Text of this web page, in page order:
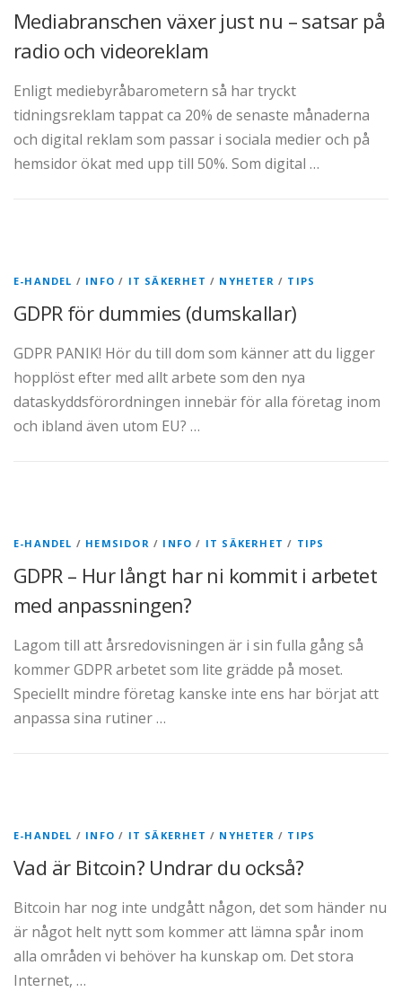
Mediabranschen växer just nu – satsar på
radio och videoreklam
Enligt mediebyråbarometern så har tryckt
tidningsreklam tappat ca 20% de senaste månaderna
och digital reklam som passar i sociala medier och på
hemsidor ökat med upp till 50%. Som digital …
E-HANDEL / INFO / IT SÄKERHET / NYHETER / TIPS
GDPR för dummies (dumskallar)
GDPR PANIK! Hör du till dom som känner att du ligger
hopplöst efter med allt arbete som den nya
dataskyddsförordningen innebär för alla företag inom
och ibland även utom EU? …
E-HANDEL / HEMSIDOR / INFO / IT SÄKERHET / TIPS
GDPR – Hur långt har ni kommit i arbetet
med anpassningen?
Lagom till att årsredovisningen är i sin fulla gång så
kommer GDPR arbetet som lite grädde på moset.
Speciellt mindre företag kanske inte ens har börjat att
anpassa sina rutiner …
E-HANDEL / INFO / IT SÄKERHET / NYHETER / TIPS
Vad är Bitcoin? Undrar du också?
Bitcoin har nog inte undgått någon, det som händer nu
är något helt nytt som kommer att lämna spår inom
alla områden vi behöver ha kunskap om. Det stora
Internet, …